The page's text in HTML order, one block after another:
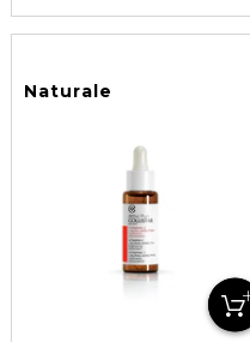
Naturale